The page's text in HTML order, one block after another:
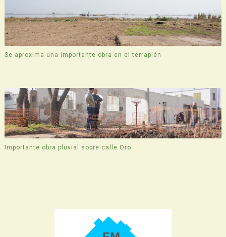
Se aproxima una importante obra en el terraplén
Importante obra pluvial sobre calle Oro